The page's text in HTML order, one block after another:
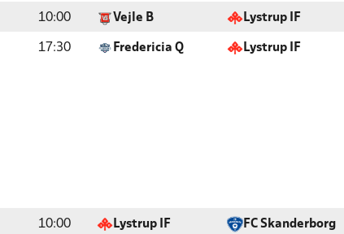
10:00 Vejle B Lystrup IF
17:30 Fredericia Q Lystrup IF
10:00 Lystrup IF FC Skanderborg